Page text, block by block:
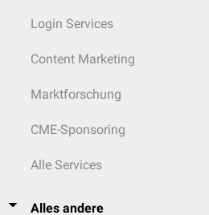
Login Services
Content Marketing
Marktforschung
CME-Sponsoring
Alle Services
Alles andere